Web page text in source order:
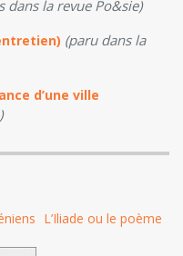
dans la revue Po&sie)
(paru dans la
d’une ville
L’Iliade ou le poème